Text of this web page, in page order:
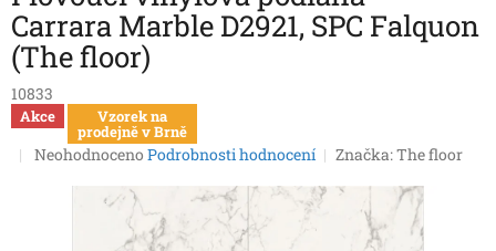
Carrara Marble D2921, SPC Falquon
(The floor)
10833
Akce Vzorek na
prodejně v Brně
Průměrné
Neohodnoceno Podrobnosti hodnocení Značka:The floor